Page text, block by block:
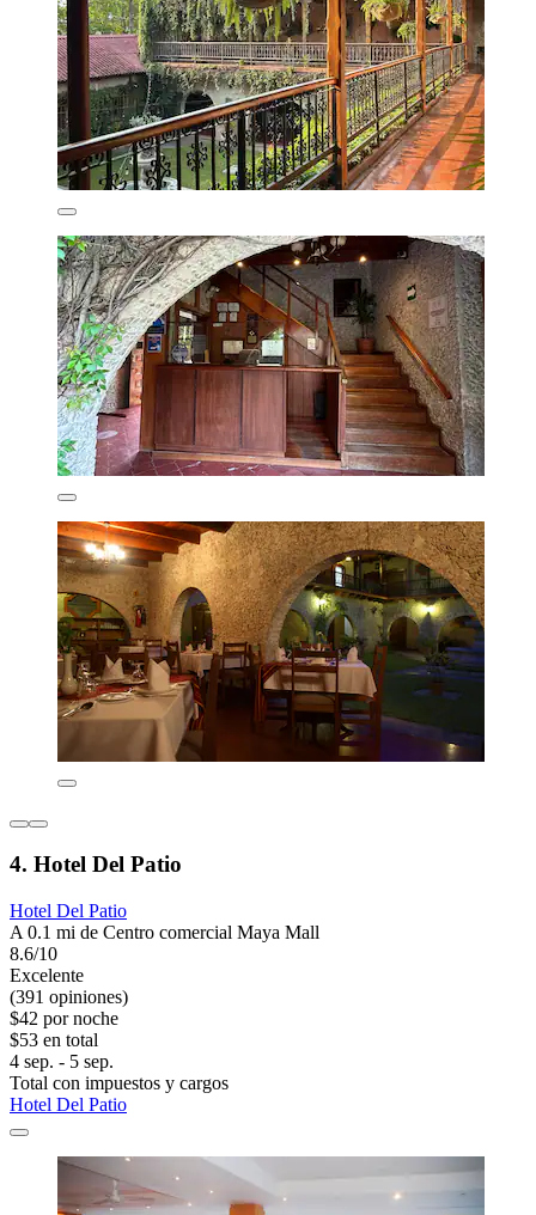
4. Hotel Del Patio
Hotel Del Patio
A 0.1 mi de Centro comercial Maya Mall
8.6/10
Excelente
(391 opiniones)
$42 por noche
$53 en total
4 sep. - 5 sep.
Total con impuestos y cargos
Hotel Del Patio